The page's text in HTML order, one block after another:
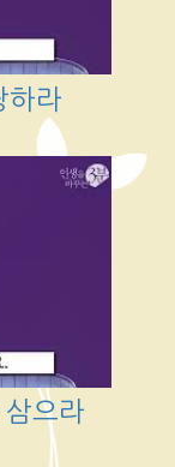
하라
으라